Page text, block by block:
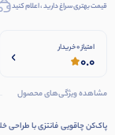
قیمت بهتری سراغ دارید ، اعلام کنید
امتیاز 0 خریدار
0.0
مشاهده ویژگی‌های محصول
پاک‌کن چاقویی فانتزی با طراحی